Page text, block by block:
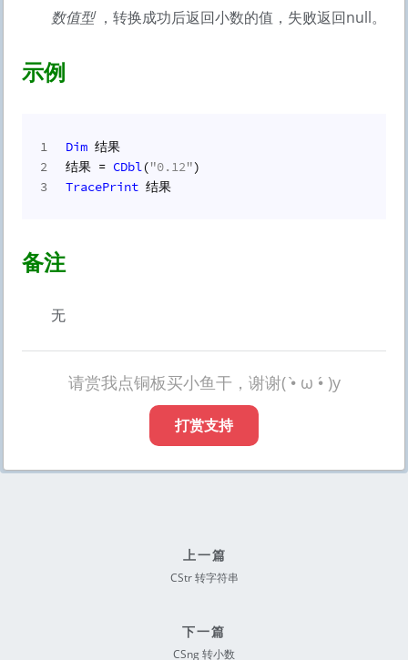
数值型，转换成功后返回小数的值，失败返回null。
示例
1
2
3
Dim 结果
结果 = CDbl("0.12")
TracePrint 结果
备注
无
请赏我点铜板买小鱼干，谢谢( •̀ ω •́ )y
打赏支持
上一篇
CStr 转字符串
下一篇
CSng 转小数